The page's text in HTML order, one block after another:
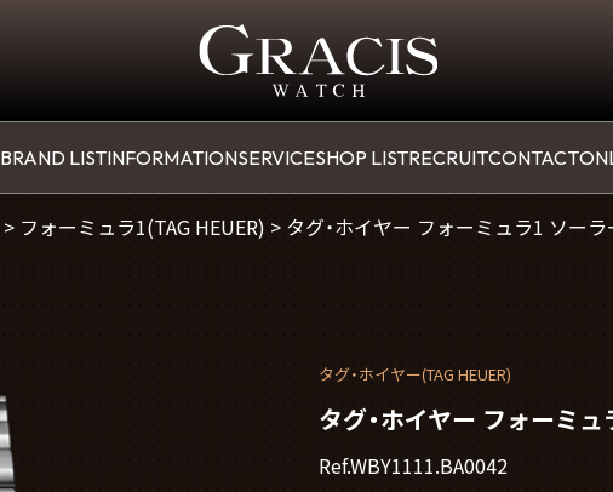
BRAND LISTINFORMATIONSERVICESHOP LISTRECRUITCONTACT
> フォーミュラ1(TAG HEUER) > タグ・ホイヤー フォーミュラ1 ソー
タグ・ホイヤー(TAG HEUER)
タグ・ホイヤー フォーミ
Ref.WBY1111.BA0042